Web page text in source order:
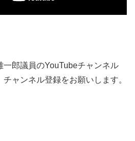
一郎議員のYouTubeチャンネル
チャンネル登録をお願いします。